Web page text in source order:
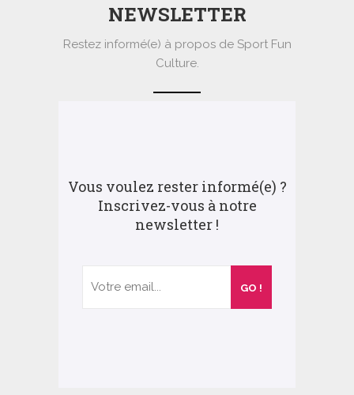
NEWSLETTER
Restez informé(e) à propos de Sport Fun
Culture.
Vous voulez rester informé(e) ?
Inscrivez-vous à notre
newsletter !